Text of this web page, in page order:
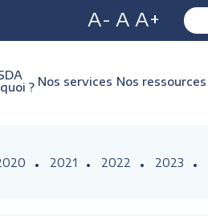
A- A A+
? Nos services Nos ressources
2021 2022 2023